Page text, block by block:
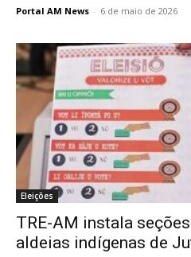
Portal AM News - 6 de maio de 2026
Eleições
TRE-AM instala
aldeias indígenas de